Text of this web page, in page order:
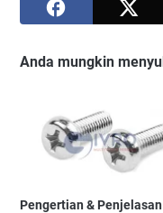
Anda mungkin
Pengertian & Penjelasan